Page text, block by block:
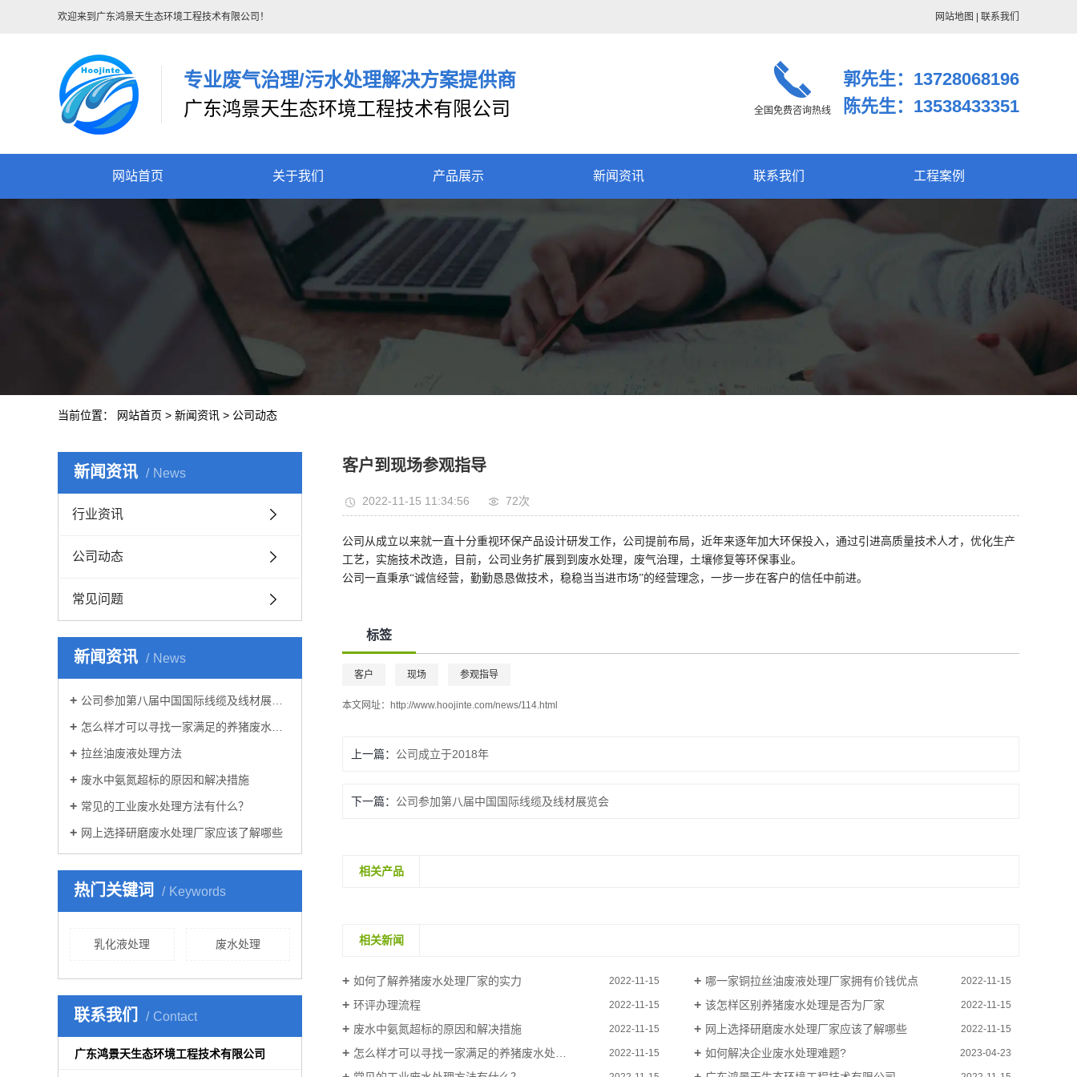
欢迎来到广东鸿景天生态环境工程技术有限公司！ 网站地图 联系我们
专业废气治理/污水处理解决方案提供商
广东鸿景天生态环境工程技术有限公司
全国免费咨询热线
郭先生：13728068196
陈先生：13538433351
网站首页 关于我们 产品展示 新闻资讯 联系我们 工程案例
当前位置： 网站首页 > 新闻资讯 > 公司动态
新闻资讯 News
行业资讯
公司动态
常见问题
新闻资讯 News
公司参加第八届中国国际线缆及线材展览会
怎么样才可以寻找一家满足的养猪废水处理公司
拉丝油废液处理方法
废水中氨氮超标的原因和解决措施
常见的工业废水处理方法有什么？
网上选择研磨废水处理厂家应该了解哪些
热门关键词 Keywords
乳化液处理 废水处理
联系我们 Contact
广东鸿景天生态环境工程技术有限公司
客户到现场参观指导
2022-11-15 11:34:56 72次
公司从成立以来就一直十分重视环保产品设计研发工作，公司提前布局，近年来逐年加大环保投入，通过引进高质量技术人才， 优化生产
工艺，实施技术改造，目前，公司 业务扩展到 到废水处理，废气治理，土壤修复等环保事业。
公司一直秉承“诚信经营，勤勤恳恳做技术，稳稳当当进市场”的经营理念，一步一步在客户的信任中前进。
标签
客户 现场 参观指导
本文网址： http://www.hoojinte.com/news/114.html
上一篇： 公司成立于2018年
下一篇： 公司参加第八届中国国际线缆及线材展览会
相关产品
相关新闻
如何了解养猪废水处理厂家的实力 2022-11-15 哪一家铜拉丝油废液处理厂家拥有价钱优点 2022-11-15
环评办理流程 2022-11-15 该怎样区别养猪废水处理是否为厂家 2022-11-15
废水中氨氮超标的原因和解决措施 2022-11-15 网上选择研磨废水处理厂家应该了解哪些 2022-11-15
怎么样才可以寻找一家满足的养猪废水处理公司 2022-11-15 如何解决企业废水处理难题? 2023-04-23